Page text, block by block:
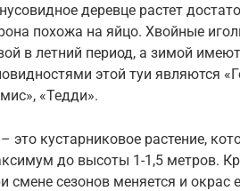
деревце растет
похожа на яйцо. Хвойные
в летний период, а зимой
этой туи являются
«Тедди».
это кустарниковое растение,
до высоты 1-1,5 метров.
смене сезонов меняется и окрас